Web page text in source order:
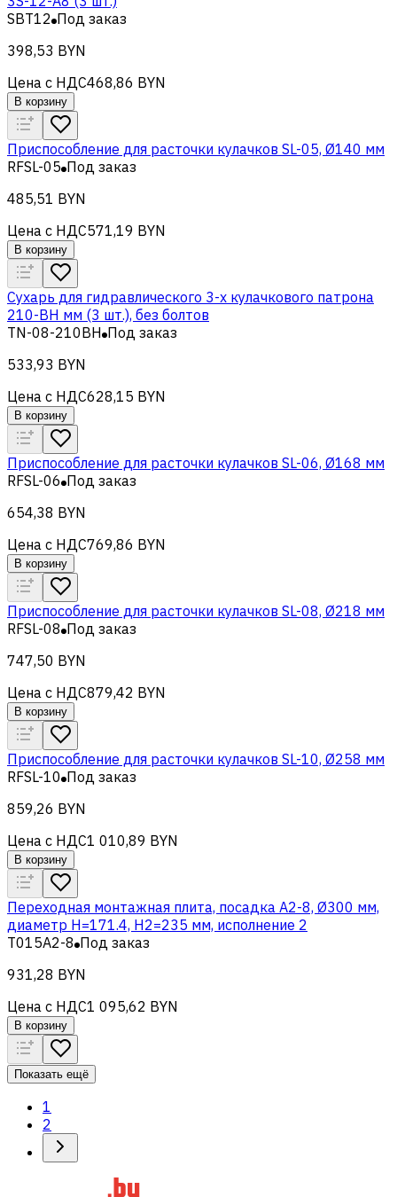
SBT12 Под заказ
398,53 BYN
Цена с НДС468,86 BYN
В корзину
Приспособление для расточки кулачков SL-05, Ø140 мм
RFSL-05 Под заказ
485,51 BYN
Цена с НДС571,19 BYN
В корзину
Сухарь для гидравлического 3-х кулачкового патрона
210-BH мм (3 шт.), без болтов
TN-08-210BH Под заказ
533,93 BYN
Цена с НДС628,15 BYN
В корзину
Приспособление для расточки кулачков SL-06, Ø168 мм
RFSL-06 Под заказ
654,38 BYN
Цена с НДС769,86 BYN
В корзину
Приспособление для расточки кулачков SL-08, Ø218 мм
RFSL-08 Под заказ
747,50 BYN
Цена с НДС879,42 BYN
В корзину
Приспособление для расточки кулачков SL-10, Ø258 мм
RFSL-10 Под заказ
859,26 BYN
Цена с НДС1 010,89 BYN
В корзину
Переходная монтажная плита, посадка A2-8, Ø300 мм,
диаметр H=171.4, H2=235 мм, исполнение 2
T015A2-8 Под заказ
931,28 BYN
Цена с НДС1 095,62 BYN
В корзину
Показать ещё
1
2